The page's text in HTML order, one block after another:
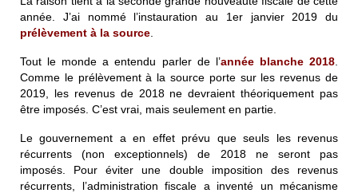
année. J’ai nommé l’instauration au 1er janvier 2019 du
prélèvement à la source
Tout le monde a entendu parler de l’année blanche 2018
Comme le prélèvement à la source porte sur les revenus de
2019, les revenus de 2018 ne devraient théoriquement pas
être imposés. C’est vrai, mais seulement en partie.
Le gouvernement a en effet prévu que seuls les revenus
récurrents (non exceptionnels) de 2018 ne seront pas
imposés. Pour éviter une double imposition des revenus
récurrents, l’administration fiscale a inventé un mécanisme